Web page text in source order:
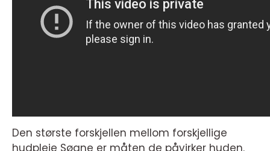
Den største forskjellen mellom forskjellige